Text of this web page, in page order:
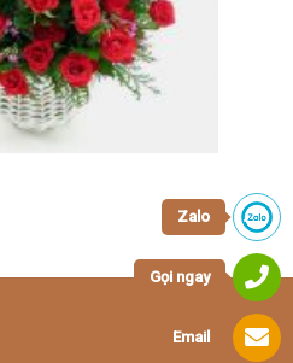
Zalo
Gọi ngay
Email